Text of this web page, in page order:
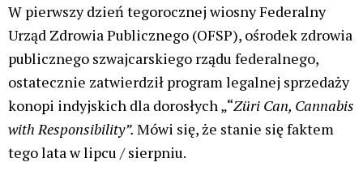
W pierwszy dzień tegorocznej wiosny Federalny
Urząd Zdrowia Publicznego (OFSP), ośrodek zdrowia
publicznego szwajcarskiego rządu federalnego,
ostatecznie zatwierdził program legalnej sprzedaży
konopi indyjskich dla dorosłych „“Züri Can, Cannabis
with Responsibility”. Mówi się, że stanie się faktem
tego lata w lipcu / sierpniu.